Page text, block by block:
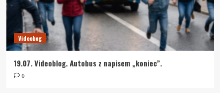
Videobog
19.07. Videoblog. Autobus z napisem „koniec”.
0